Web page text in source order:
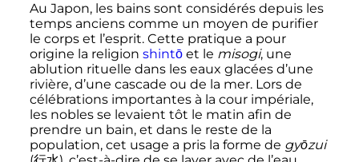
Au Japon, les bains sont considérés depuis les
temps anciens comme un moyen de purifier
le corps et l’esprit. Cette pratique a pour
origine la religion shintōet le misogi, une
ablution rituelle dans les eaux glacées d’une
rivière, d’une cascade ou de la mer. Lors de
célébrations importantes à la cour impériale,
les nobles se levaient tôt le matin afin de
prendre un bain, et dans le reste de la
population, cet usage a pris la forme de gyōzui